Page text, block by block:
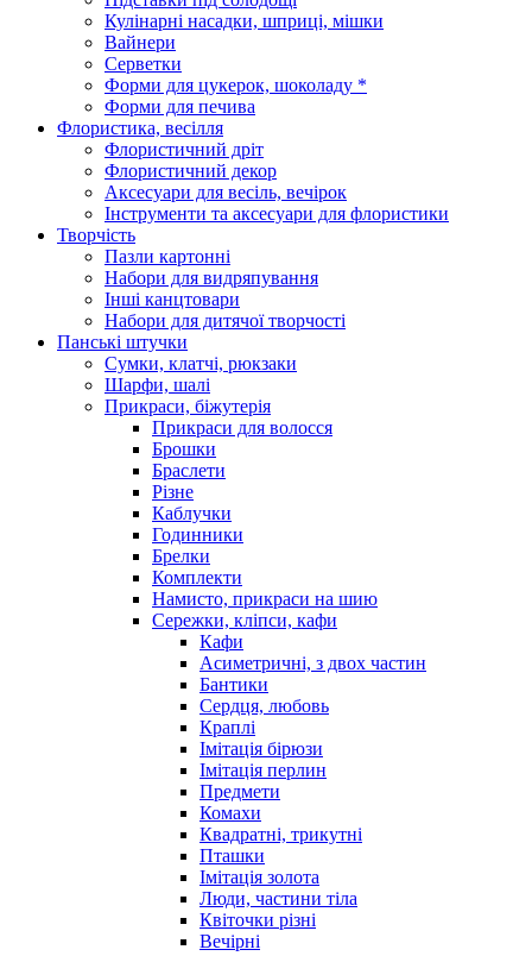
Кулінарні насадки, шприці, мішки
Вайнери
Серветки
Форми для цукерок, шоколаду *
Форми для печива
Флористика, весілля
Флористичний дріт
Флористичний декор
Аксесуари для весіль, вечірок
Інструменти та аксесуари для флористики
Творчість
Пазли картонні
Набори для видряпування
Інші канцтовари
Набори для дитячої творчості
Панські штучки
Сумки, клатчі, рюкзаки
Шарфи, шалі
Прикраси, біжутерія
Прикраси для волосся
Брошки
Браслети
Різне
Каблучки
Годинники
Брелки
Комплекти
Намисто, прикраси на шию
Сережки, кліпси, кафи
Кафи
Асиметричні, з двох частин
Бантики
Сердця, любовь
Краплі
Імітація бірюзи
Імітація перлин
Предмети
Комахи
Квадратні, трикутні
Пташки
Імітація золота
Люди, частини тіла
Квіточки різні
Вечірні